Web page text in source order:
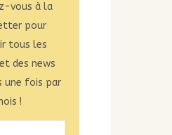
vous à la
pour
tous les
des news
une fois par
!